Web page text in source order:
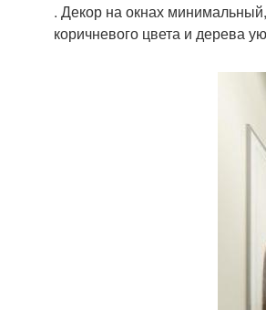
. Декор на окнах
коричневого цвета и дерева